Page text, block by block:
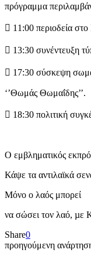
πρόγραμμα
 11:00 περιοδεία
 13:30 συνέντευξη
 17:30 σύσκεψη
‘’Θωμάς Θωμαΐδης’’.
 18:30 πολιτική
Ο εμβληματικός
Κάψε τα αντιλαϊκά
Μόνο ο λαός μπορεί
να σώσει τον λαό, µε
Share0
προηγούμενη